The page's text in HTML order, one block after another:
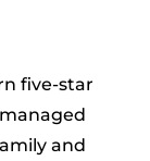
five-star
and